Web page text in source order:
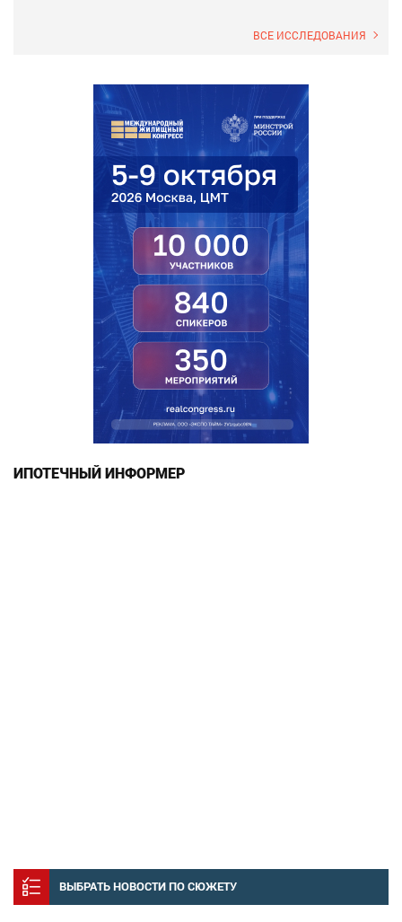
ВСЕ ИССЛЕДОВАНИЯ
ИПОТЕЧНЫЙ ИНФОРМЕР
ВЫБРАТЬ НОВОСТИ ПО СЮЖЕТУ